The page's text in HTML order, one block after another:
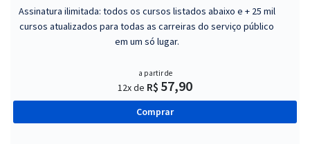
Assinatura ilimitada: todos os cursos listados abaixo e + 25 mil
cursos atualizados para todas as carreiras do serviço público
em um só lugar.
a partir de
12x de R$ 57,90
Comprar